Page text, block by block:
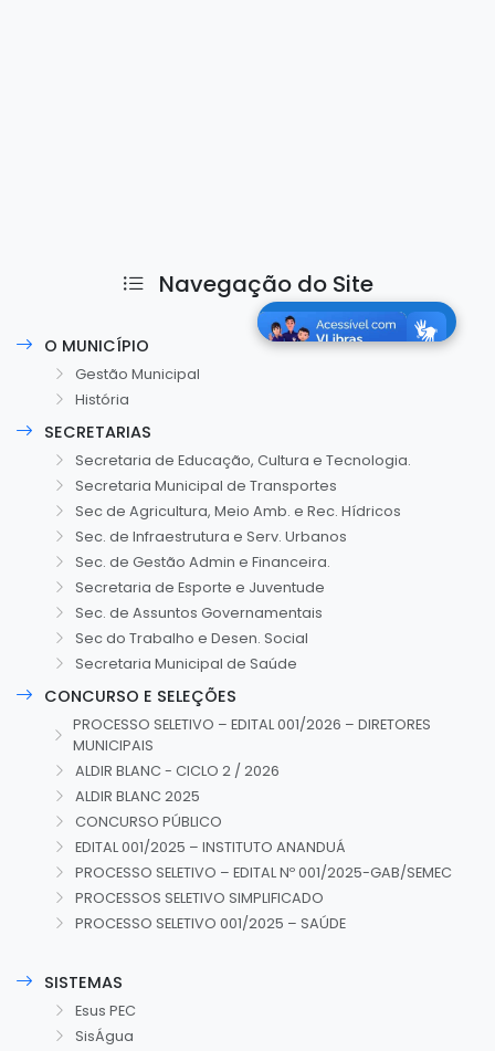
Navegação do Site
O MUNICÍPIO
Gestão Municipal
História
SECRETARIAS
Secretaria de Educação, Cultura e Tecnologia.
Secretaria Municipal de Transportes
Sec de Agricultura, Meio Amb. e Rec. Hídricos
Sec. de Infraestrutura e Serv. Urbanos
Sec. de Gestão Admin e Financeira.
Secretaria de Esporte e Juventude
Sec. de Assuntos Governamentais
Sec do Trabalho e Desen. Social
Secretaria Municipal de Saúde
CONCURSO E SELEÇÕES
PROCESSO SELETIVO – EDITAL 001/2026 – DIRETORES
MUNICIPAIS
ALDIR BLANC - CICLO 2 / 2026
ALDIR BLANC 2025
CONCURSO PÚBLICO
EDITAL 001/2025 – INSTITUTO ANANDUÁ
PROCESSO SELETIVO – EDITAL Nº 001/2025-GAB/SEMEC
PROCESSOS SELETIVO SIMPLIFICADO
PROCESSO SELETIVO 001/2025 – SAÚDE
SISTEMAS
Esus PEC
SisÁgua